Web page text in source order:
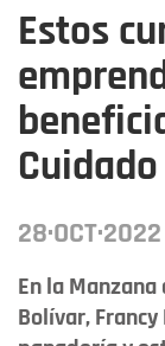
Estos
Cuidado
28·OCT·2022
En la
Bolívar,